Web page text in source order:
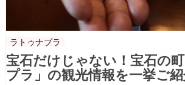
ラトゥナプラ
宝石だけじゃない！宝石の
プラ」の観光情報を一挙ご紹